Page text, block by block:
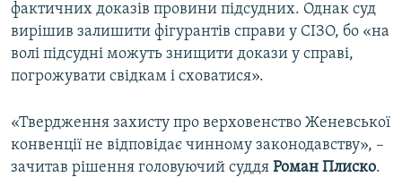
фактичних доказів провини підсудних. Однак суд
вирішив залишити фігурантів справи у СІЗО, бо «на
волі підсудні можуть знищити докази у справі,
погрожувати свідкам і сховатися».
«Твердження захисту про верховенство Женевської
конвенції не відповідає чинному законодавству», –
зачитав рішення головуючий суддя Роман Плиско.